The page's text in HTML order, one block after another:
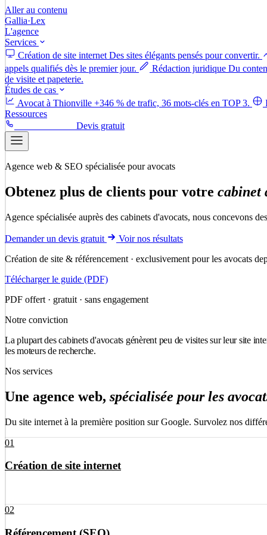
Aller au contenu
Gallia·Lex
L'agence
Services
Création de site internet Des sites élégants pensés pour convertir.
appels qualifiés dès le premier jour.
Rédaction juridique Du
de visite et papeterie.
Études de cas
Avocat à Thionville +346 % de trafic, 36 mots-clés en TOP 3.
Ressources
Devis gratuit
Agence web & SEO spécialisée pour avocats
Obtenez plus de clients pour votre cabinet
Agence spécialisée auprès des cabinets d'avocats, nous concevons
Demander un devis gratuit
Voir nos résultats
Création de site & référencement · exclusivement pour les avocats
Télécharger le guide (PDF)
PDF offert · gratuit · sans engagement
Notre conviction
La plupart des cabinets d'avocats génèrent peu de visites sur leur site
les moteurs de recherche.
Nos services
Une agence web, spécialisée pour les
Du site internet à la première position sur Google. Survolez nos
01
Création de site internet
02